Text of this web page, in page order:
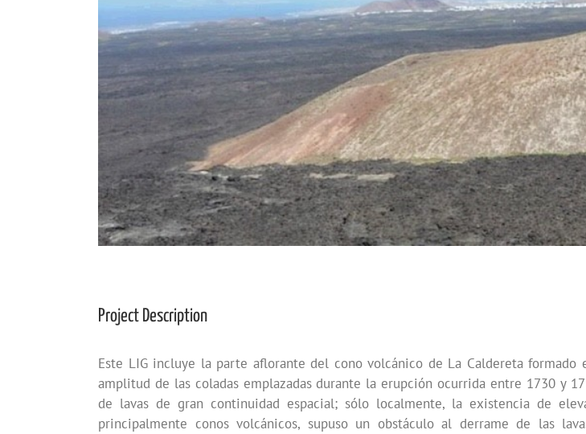
Project Description
Este LIG incluye la parte aflorante del cono volcánico de La Caldereta
amplitud de las coladas emplazadas durante la erupción ocurrida entre 1730 y
de lavas de gran continuidad espacial; sólo localmente, la existencia de
principalmente conos volcánicos, supuso un obstáculo al derrame de las